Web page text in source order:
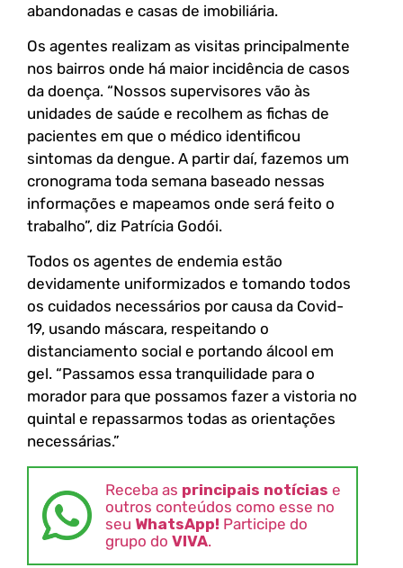
abandonadas e casas de imobiliária.
Os agentes realizam as visitas principalmente
nos bairros onde há maior incidência de casos
da doença. “Nossos supervisores vão às
unidades de saúde e recolhem as fichas de
pacientes em que o médico identificou
sintomas da dengue. A partir daí, fazemos um
cronograma toda semana baseado nessas
informações e mapeamos onde será feito o
trabalho”, diz Patrícia Godói.
Todos os agentes de endemia estão
devidamente uniformizados e tomando todos
os cuidados necessários por causa da Covid-
19, usando máscara, respeitando o
distanciamento social e portando álcool em
gel. “Passamos essa tranquilidade para o
morador para que possamos fazer a vistoria no
quintal e repassarmos todas as orientações
necessárias.”
Receba as principais notícias e
outros conteúdos como esse no
seu WhatsApp! Participe do
grupo do VIVA.